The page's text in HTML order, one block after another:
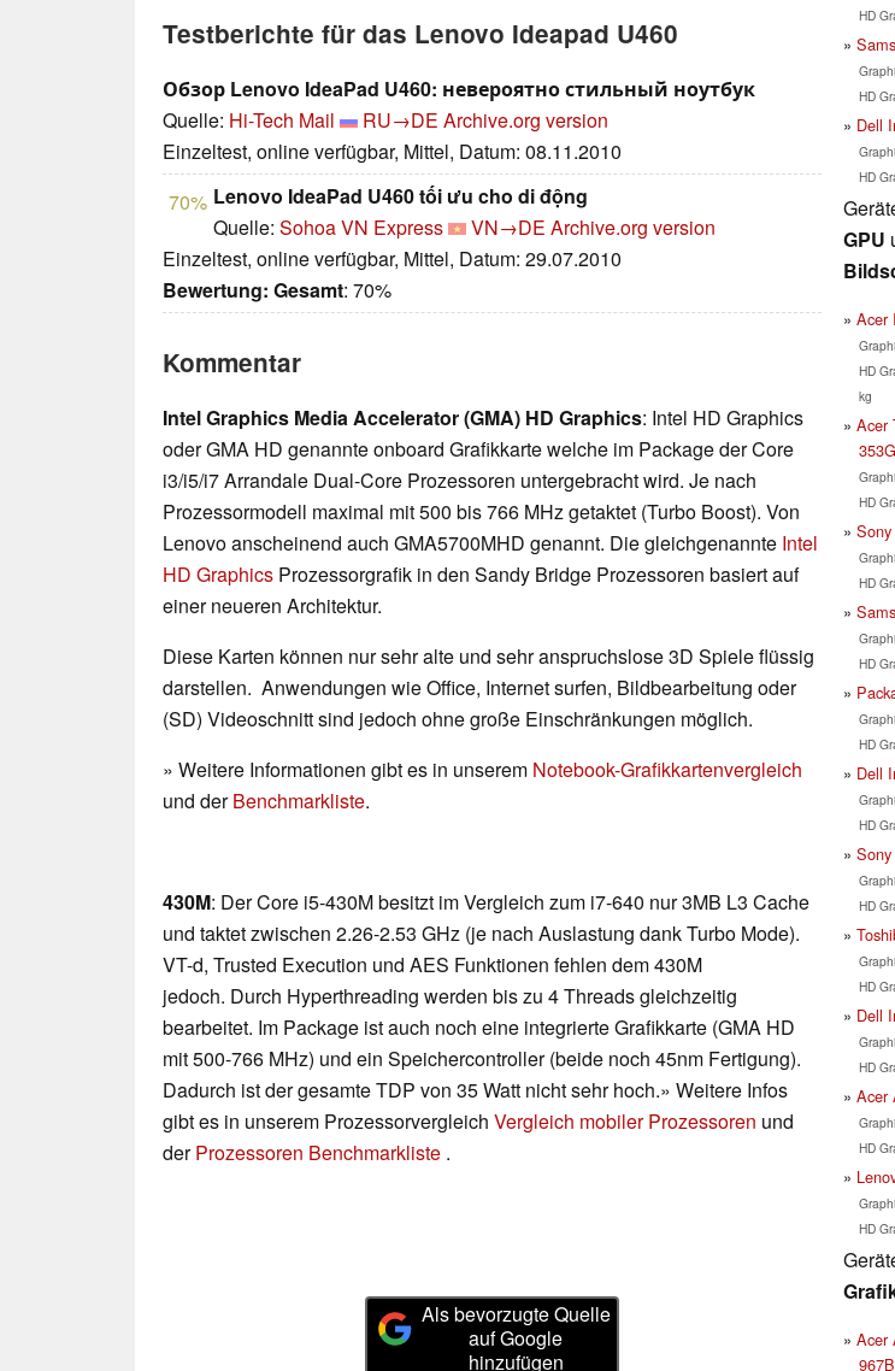
Testberichte für das Lenovo Ideapad U460
Обзор Lenovo IdeaPad U460: невероятно стильный ноутбук
Quelle: Hi-Tech Mail RU→DE Archive.org version
Einzeltest, online verfügbar, Mittel, Datum: 08.11.2010
70% Lenovo IdeaPad U460 tối ưu cho di động
Quelle: Sohoa VN Express VN→DE Archive.org version
Einzeltest, online verfügbar, Mittel, Datum: 29.07.2010
Bewertung: Gesamt: 70%
Kommentar
Intel Graphics Media Accelerator (GMA) HD Graphics: Intel HD Graphics
oder GMA HD genannte onboard Grafikkarte welche im Package der Core
i3/i5/i7 Arrandale Dual-Core Prozessoren untergebracht wird. Je nach
Prozessormodell maximal mit 500 bis 766 MHz getaktet (Turbo Boost). Von
Lenovo anscheinend auch GMA5700MHD genannt. Die gleichgenannte Intel
HD Graphics Prozessorgrafik in den Sandy Bridge Prozessoren basiert auf
einer neueren Architektur.
Diese Karten können nur sehr alte und sehr anspruchslose 3D Spiele flüssig
darstellen. Anwendungen wie Office, Internet surfen, Bildbearbeitung oder
(SD) Videoschnitt sind jedoch ohne große Einschränkungen möglich.
» Weitere Informationen gibt es in unserem Notebook-Grafikkartenvergleich
und derBenchmarkliste.
430M: Der Core i5-430M besitzt im Vergleich zum i7-640 nur 3MB L3 Cache
und taktet zwischen 2.26-2.53 GHz (je nach Auslastung dank Turbo Mode).
VT-d, Trusted Execution und AES Funktionen fehlen dem 430M
jedoch. Durch Hyperthreading werden bis zu 4 Threads gleichzeitig
bearbeitet. Im Package ist auch noch eine integrierte Grafikkarte (GMA HD
mit 500-766 MHz) und ein Speichercontroller (beide noch 45nm Fertigung).
Dadurch ist der gesamte TDP von 35 Watt nicht sehr hoch.» Weitere Infos
gibt es in unserem Prozessorvergleich Vergleich mobiler Prozessoren und
derProzessoren Benchmarkliste .
Als bevorzugte Quelle
auf Google
hinzufügen
HD
HD
Dell
HD
GPU
Acer
HD
kg
Acer
HD
HD
HD
HD
Dell
HD
HD
HD
Dell
HD
Acer
HD
HD
Acer